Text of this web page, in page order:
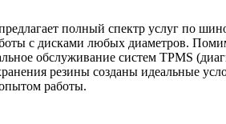
полный спектр услуг по
с дисками любых диаметров.
обслуживание систем TPMS
резины созданы идеальные
работы.